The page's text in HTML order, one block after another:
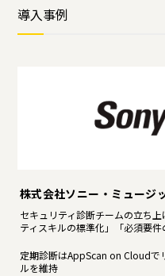
導入事例
株式会社ソニー・ミュージ
セキュリティ診断チームの立ち
ティスキルの標準化」「必須要
定期診断はAppScan on Cloudで
ルを維持